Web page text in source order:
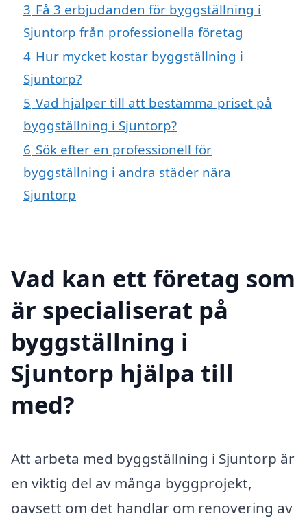
3 Få 3 erbjudanden för byggställning i
Sjuntorp från professionella företag
4 Hur mycket kostar byggställning i
Sjuntorp?
5 Vad hjälper till att bestämma priset på
byggställning i Sjuntorp?
6 Sök efter en professionell för
byggställning i andra städer nära
Sjuntorp
Vad kan ett företag som
är specialiserat på
byggställning i
Sjuntorp hjälpa till
med?
Att arbeta med byggställning i Sjuntorp är
en viktig del av många byggprojekt,
oavsett om det handlar om renovering av